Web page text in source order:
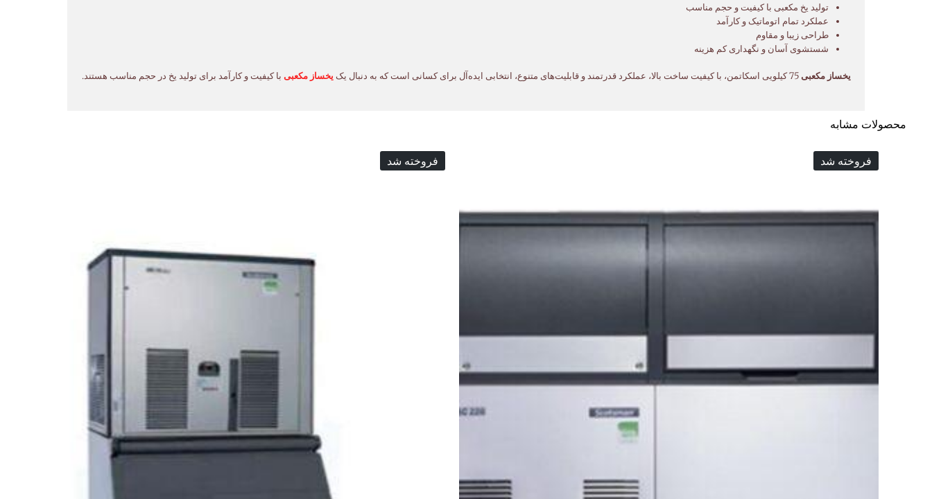
تولید یخ مکعبی با کیفیت و حجم مناسب
عملکرد تمام اتوماتیک و کارآمد
طراحی زیبا و مقاوم
شستشوی آسان و نگهداری کم هزینه
یخساز مکعبی یخساز مکعبیبا کیفیت و کارآمد برای تولید یخ در حجم مناسب هستند.
محصولات مشابه
فروخته شد فروخته شد